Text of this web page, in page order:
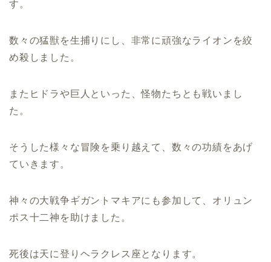
す。
数々の猛獣を生捕りにし、非常に頑強なライオンを絞
め殺しました。
またヒドラや巨人といった、怪物たちとも戦いまし
た。
そうした様々な冒険を乗り越えて、数々の功績をあげ
ていきます。
神々の大戦争ギガントマキアにも参加して、オリュン
ポス十二神を助けました。
死後は天に登りヘラクレス座となります。